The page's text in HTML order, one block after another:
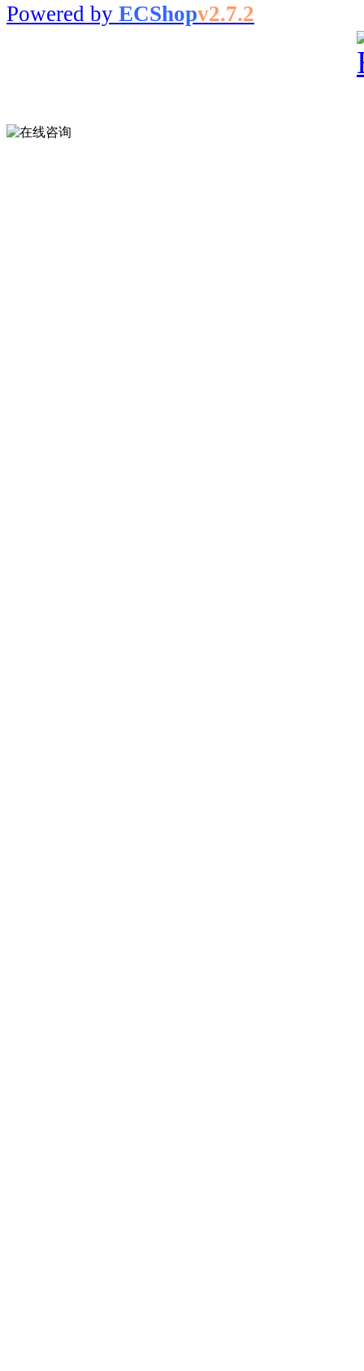
Powered by ECShopv2.7.2